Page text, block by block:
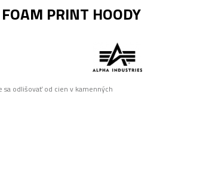
PRINT HOODY
sa odlišovať od cien v kamenných